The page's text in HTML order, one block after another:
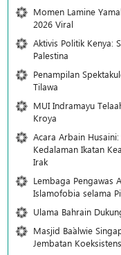
Momen Lamine
2026 Viral
Aktivis Politik Kenya:
Palestina
Penampilan
Tilawa
MUI Indramayu
Kroya
Acara Arbain
Kedalaman Ikatan
Irak
Lembaga Pengawas
Islamofobia selama
Ulama Bahrain
Masjid Ba`alwie
Jembatan